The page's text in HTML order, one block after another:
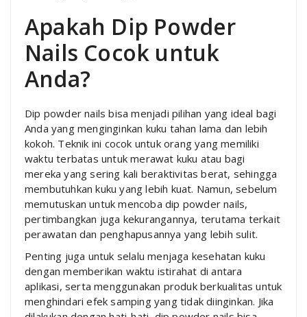
Apakah Dip Powder
Nails Cocok untuk
Anda?
Dip powder nails bisa menjadi pilihan yang ideal bagi
Anda yang menginginkan kuku tahan lama dan lebih
kokoh. Teknik ini cocok untuk orang yang memiliki
waktu terbatas untuk merawat kuku atau bagi
mereka yang sering kali beraktivitas berat, sehingga
membutuhkan kuku yang lebih kuat. Namun, sebelum
memutuskan untuk mencoba dip powder nails,
pertimbangkan juga kekurangannya, terutama terkait
perawatan dan penghapusannya yang lebih sulit.
Penting juga untuk selalu menjaga kesehatan kuku
dengan memberikan waktu istirahat di antara
aplikasi, serta menggunakan produk berkualitas untuk
menghindari efek samping yang tidak diinginkan. Jika